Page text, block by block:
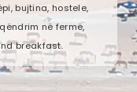
bujtina, hostele,
në fermë,
breakfast.